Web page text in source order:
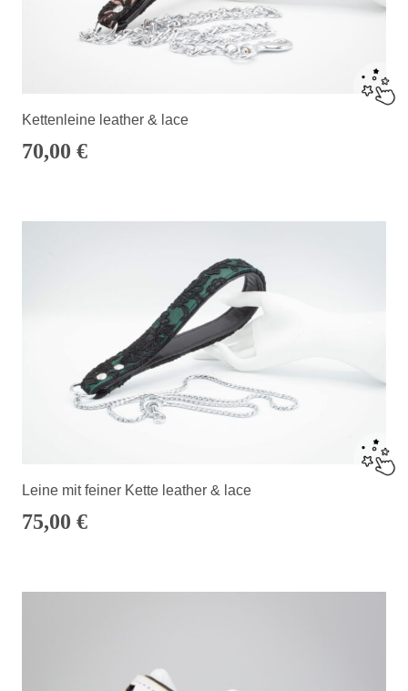
Kettenleine leather & lace
70,00 €
Leine mit feiner Kette leather & lace
75,00 €